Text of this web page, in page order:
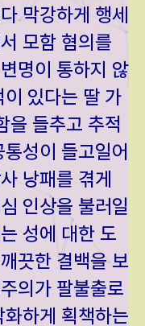
막강하게 행세
모함 혐의를
명이 통하지 않
있다는 딸 가
을 들추고 추적
성이 들고일어
낭패를 겪게
인상을 불러일
성에 대한 도
끗한 결백을 보
의가 팔불출로
하게 획책하는